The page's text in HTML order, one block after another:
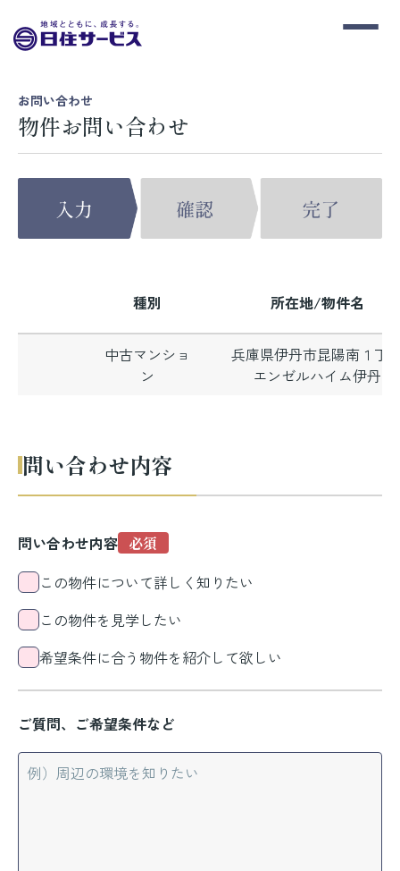
お問い合わせ
物件お問い合わせ
種別 所在地/物件名
中古マンショ
ン
兵庫県伊丹市昆陽南１丁
エンゼルハイム伊丹
問い合わせ内容
問い合わせ内容
この物件について詳しく知りたい
この物件を見学したい
希望条件に合う物件を紹介して欲しい
ご質問、ご希望条件など